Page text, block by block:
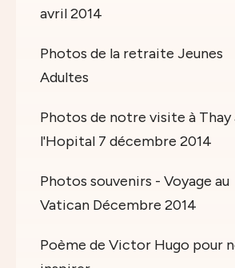
avril 2014
Photos de la retraite Jeunes
Adultes
Photos de notre visite à Thay
l'Hopital 7 décembre 2014
Photos souvenirs - Voyage au
Vatican Décembre 2014
Poème de Victor Hugo pour